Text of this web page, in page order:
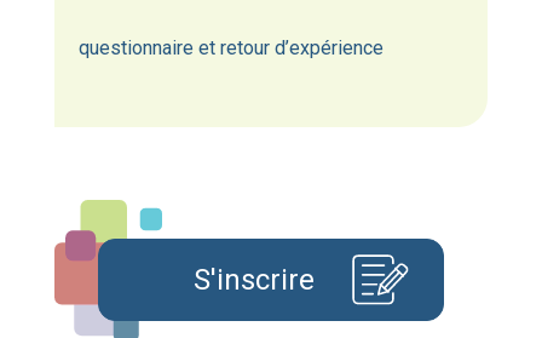
questionnaire et retour d’expérience
S'inscrire